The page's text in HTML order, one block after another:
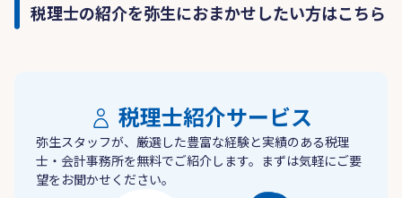
税理士の紹介を弥生におまかせしたい方はこちら
税理士紹介サービス
弥生スタッフが、厳選した豊富な経験と実績のある税理
士・会計事務所を無料でご紹介します。まずは気軽にご要
望をお聞かせください。